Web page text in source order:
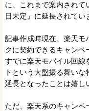
に、これまで案内されて
日未定』に延長されてい
記事作成時現在、楽天モ
クに契約できるキャンペ
すでに楽天モバイル回線
トという大盤振る舞い
延長となったことは嬉し
ただ、楽天系のキャンペ